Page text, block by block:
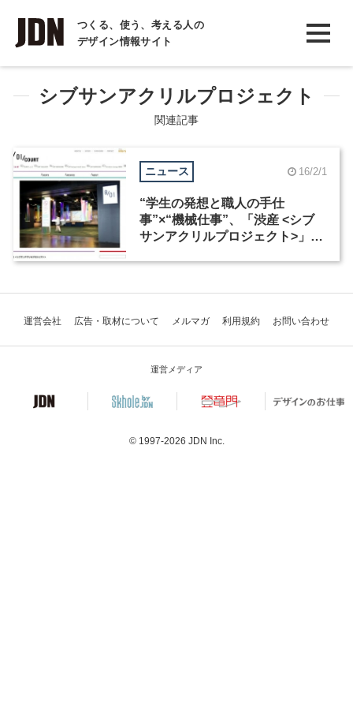
つくる、使う、考える人の
デザイン情報サイト
INTERVIEW
インタビュー
REPORT
COLUMN
コラム
シブサンアクリルプロジェクト
関連記事
ニュース 16/2/1
“学生の発想と職人の手仕
事”×“機械仕事”、「渋産 <シブ
サンアクリルプロジェクト>」の
運営会社 広告・取材について メルマガ 利用規約 お問い合わせ
運営メディア
© 1997-2026 JDN Inc.